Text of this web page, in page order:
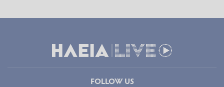
FOLLOW US